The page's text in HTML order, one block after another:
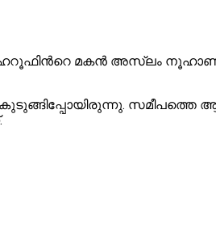
മകൻ അസ്‌ലം നൂഹാണ്
കുടുങ്ങിപ്പോയിരുന്നു.